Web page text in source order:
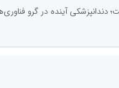
دندانپزشکی آینده در گرو